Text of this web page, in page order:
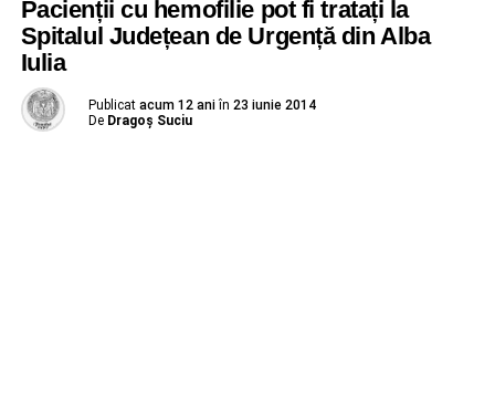
Pacienții cu hemofilie pot fi tratați la
Spitalul Județean de Urgență din Alba
Iulia
Publicat acum 12 ani în 23 iunie 2014
De Dragoş Suciu